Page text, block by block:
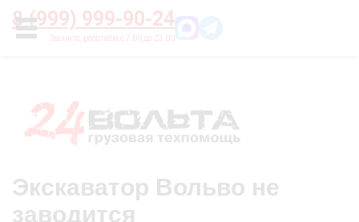
8 (999) 999-90-24
УСЛУГИ
Главная О нас Цены
Экскаватор Вольво не
заводится